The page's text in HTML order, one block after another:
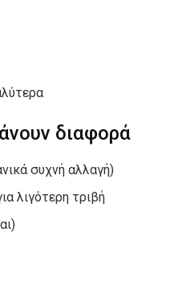
διαφορά
συχνή αλλαγή)
λιγότερη τριβή